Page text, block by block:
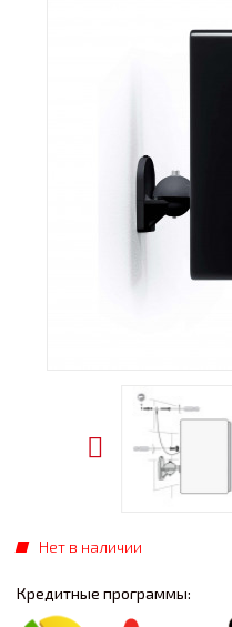
Нет в наличии
Кредитные программы: